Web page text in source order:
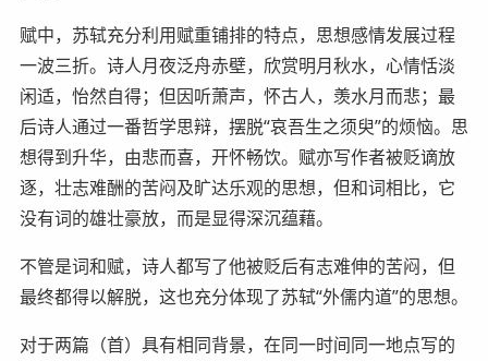
赋中，苏轼充分利用赋重铺排的特点，思想感情发展过程
一波三折。诗人月夜泛舟赤壁，欣赏明月秋水，心情恬淡
闲适，怡然自得；但因听萧声，怀古人，羡水月而悲；最
后诗人通过一番哲学思辩，摆脱“哀吾生之须臾”的烦恼。思
想得到升华，由悲而喜，开怀畅饮。赋亦写作者被贬谪放
逐，壮志难酬的苦闷及旷达乐观的思想，但和词相比，它
没有词的雄壮豪放，而是显得深沉蕴藉。
不管是词和赋，诗人都写了他被贬后有志难伸的苦闷，但
最终都得以解脱，这也充分体现了苏轼“外儒内道”的思想。
对于两篇（首）具有相同背景，在同一时间同一地点写的